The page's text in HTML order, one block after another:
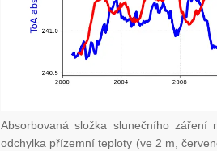
Absorbovaná složka slunečního
odchylka přízemní teploty (ve 2 m,